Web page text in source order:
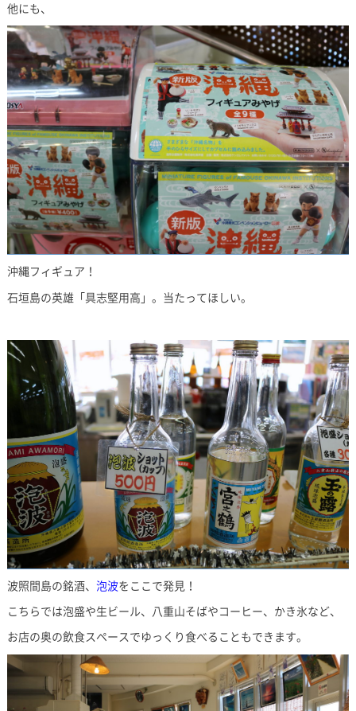
他にも、
沖縄フィギュア！
石垣島の英雄「具志堅用高」。当たってほしい。
波照間島の銘酒、 泡波をここで発見！
こちらでは泡盛や生ビール、八重山そばやコーヒー、かき氷など、
お店の奥の飲食スペースでゆっくり食べることもできます。